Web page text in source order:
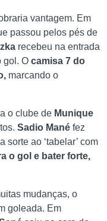
vantagem. Em
passou pelos pés de
recebeu na entrada
gol. O camisa 7 do
marcando o
o clube de Munique
Sadio Mané fez
sorte ao ‘tabelar’ com
o gol e bater forte,
mudanças, o
goleada. Em